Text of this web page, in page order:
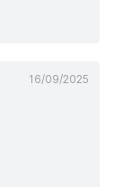
16/09/2025